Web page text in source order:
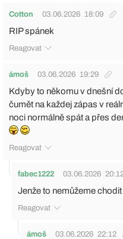
Cotton 03.06.2026 18:09
RIP spánek
Reagovat
ámoš 03.06.2026 19:29
Kdyby to někomu v dnešní
čumět na každej zápas v
noci normálně spát a přes
Reagovat
fabec1222 03.06.2026
Jenže to nemůžeme chodit
Reagovat
ámoš 03.06.2026 22:12